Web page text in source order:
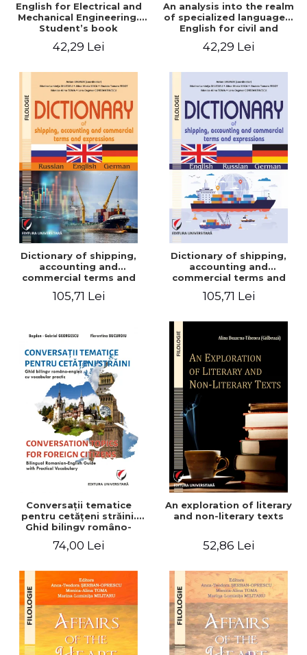
English for Electrical and
Mechanical Engineering.
Student’s book
42,29 Lei
An analysis into the realm
of specialized languages.
English for civil and
42,29 Lei
Dictionary of shipping,
accounting and
commercial terms and
English-German
105,71 Lei
Dictionary of shipping,
accounting and
commercial terms and
Russian – German
105,71 Lei
Conversaţii tematice
pentru cetăţeni străini.
Ghid bilingv româno-
practic/Conversation
Bilingual Romanian-English
guide with practical
vocabulary
74,00 Lei
An exploration of literary
and non-literary texts
52,86 Lei